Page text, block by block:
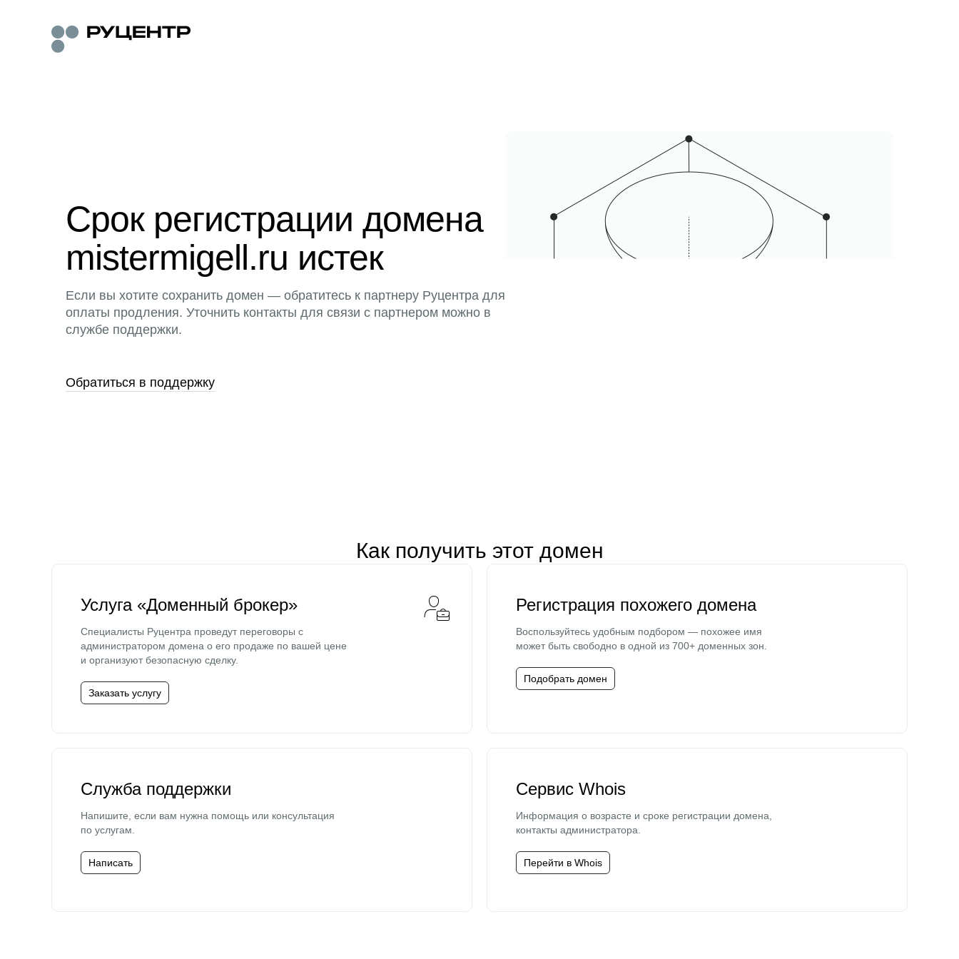
Срок регистрации домена
mistermigell.ru истек
Если вы хотите сохранить домен — обратитесь к партнеру Руцентра для
оплаты продления. Уточнить контакты для связи с партнером можно в
службе поддержки.
Обратиться в поддержку
Как получить этот домен
Услуга «Доменный брокер»
Специалисты Руцентра проведут переговоры с
администратором домена о его продаже по вашей цене
и организуют безопасную сделку.
Заказать услугу
Регистрация похожего домена
Воспользуйтесь удобным подбором — похожее имя
может быть свободно в одной из 700+ доменных зон.
Подобрать домен
Служба поддержки
Напишите, если вам нужна помощь или консультация
по услугам.
Написать
Сервис Whois
Информация о возрасте и сроке регистрации домена,
контакты администратора.
Перейти в Whois